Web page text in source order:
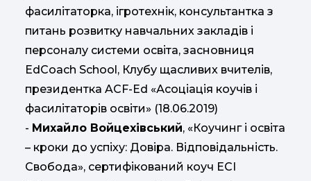
фасилітаторка, ігротехнік, консультантка з
питань розвитку навчальних закладів і
персоналу системи освіта, засновниця
EdCoach School, Клубу щасливих вчителів,
президентка ACF-Ed «Асоціація коучів і
фасилітаторів освіти» (18.06.2019)
- Михайло Войцехівський, «Коучинг і освіта
– кроки до успіху: Довіра. Відповідальність.
Свобода», сертифікований коуч ECI